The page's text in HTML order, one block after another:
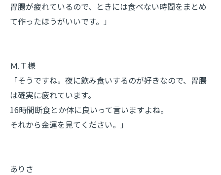
胃腸が疲れているので、ときには食べない時間をまとめ
て作ったほうがいいです。」
Ｍ.Ｔ様
「そうですね。夜に飲み食いするのが好きなので、胃腸
は確実に疲れています。
16時間断食とか体に良いって言いますよね。
それから金運を見てください。」
ありさ